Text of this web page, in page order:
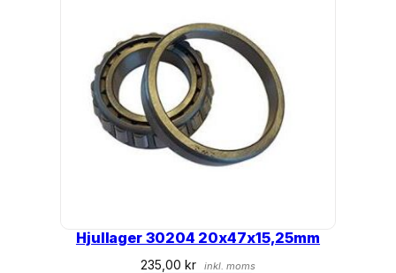
Hjullager 30204 20x47x15,25mm
235,00kr inkl. moms